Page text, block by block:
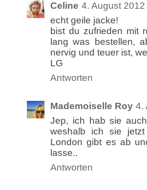
Celine 4. August
echt geile jacke!
bist du zufrieden mit
lang was bestellen,
nervig und teuer ist,
LG
Antworten
Mademoiselle Roy 4.
Jep, ich hab sie
weshalb ich sie
London gibt es ab
lasse..
Antworten